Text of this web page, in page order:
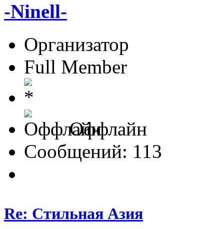
-Ninell-
Организатор
Full Member
Оффлайн
Сообщений: 113
Re: Стильная Азия